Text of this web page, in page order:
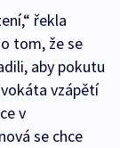
řekla
tom, že se
aby pokutu
vzápětí
v
se chce